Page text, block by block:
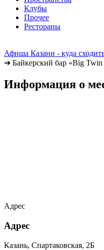
Клубы
Прочее
Рестораны
Афиша Казани - куда
➔ Байкерский бар «Big Twin
Информация о
Адрес
Адрес
Казань, Спартаковская, 2Б